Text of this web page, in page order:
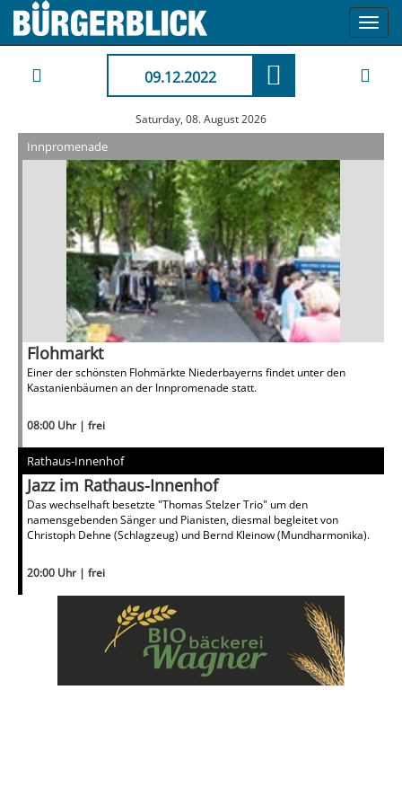
09.12.2022
Saturday, 08. August 2026
Innpromenade
Flohmarkt
Einer der schönsten Flohmärkte Niederbayerns findet unter den
Kastanienbäumen an der Innpromenade statt.
08:00 Uhr | frei
Rathaus-Innenhof
Jazz im Rathaus-Innenhof
Das wechselhaft besetzte "Thomas Stelzer Trio" um den
namensgebenden Sänger und Pianisten, diesmal begleitet von
Christoph Dehne (Schlagzeug) und Bernd Kleinow (Mundharmonika).
20:00 Uhr | frei